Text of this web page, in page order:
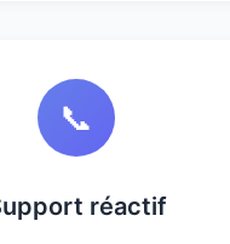
📞
réactif